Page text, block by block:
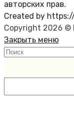
авторских прав.
Created by
Copyright 2026 ©
Закрыть меню